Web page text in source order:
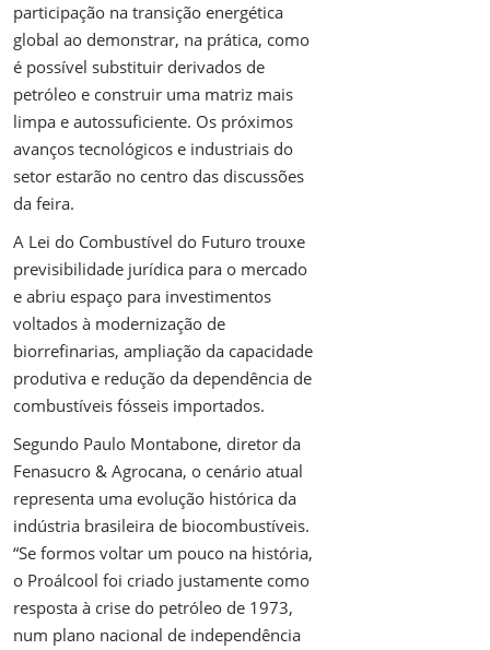
participação na transição energética
global ao demonstrar, na prática, como
é possível substituir derivados de
petróleo e construir uma matriz mais
limpa e autossuficiente. Os próximos
avanços tecnológicos e industriais do
setor estarão no centro das discussões
da feira.
A Lei do Combustível do Futuro trouxe
previsibilidade jurídica para o mercado
e abriu espaço para investimentos
voltados à modernização de
biorrefinarias, ampliação da capacidade
produtiva e redução da dependência de
combustíveis fósseis importados.
Segundo Paulo Montabone, diretor da
Fenasucro & Agrocana, o cenário atual
representa uma evolução histórica da
indústria brasileira de biocombustíveis.
“Se formos voltar um pouco na história,
o Proálcool foi criado justamente como
resposta à crise do petróleo de 1973,
num plano nacional de independência